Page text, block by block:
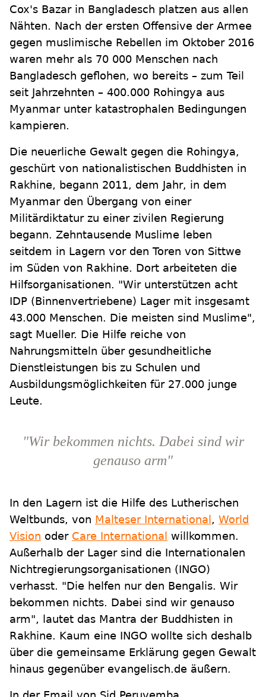
Cox's Bazar in Bangladesch platzen aus allen
Nähten. Nach der ersten Offensive der Armee
gegen muslimische Rebellen im Oktober 2016
waren mehr als 70 000 Menschen nach
Bangladesch geflohen, wo bereits – zum Teil
seit Jahrzehnten – 400.000 Rohingya aus
Myanmar unter katastrophalen Bedingungen
kampieren.
Die neuerliche Gewalt gegen die Rohingya,
geschürt von nationalistischen Buddhisten in
Rakhine, begann 2011, dem Jahr, in dem
Myanmar den Übergang von einer
Militärdiktatur zu einer zivilen Regierung
begann. Zehntausende Muslime leben
seitdem in Lagern vor den Toren von Sittwe
im Süden von Rakhine. Dort arbeiteten die
Hilfsorganisationen. "Wir unterstützen acht
IDP (Binnenvertriebene) Lager mit insgesamt
43.000 Menschen. Die meisten sind Muslime",
sagt Mueller. Die Hilfe reiche von
Nahrungsmitteln über gesundheitliche
Dienstleistungen bis zu Schulen und
Ausbildungsmöglichkeiten für 27.000 junge
Leute.
"Wir bekommen nichts. Dabei sind wir
genauso arm"
In den Lagern ist die Hilfe des Lutherischen
Weltbunds, von Malteser International , World
Vision oder Care International willkommen.
Außerhalb der Lager sind die Internationalen
Nichtregierungsorganisationen (INGO)
verhasst. "Die helfen nur den Bengalis. Wir
bekommen nichts. Dabei sind wir genauso
arm", lautet das Mantra der Buddhisten in
Rakhine. Kaum eine INGO wollte sich deshalb
über die gemeinsame Erklärung gegen Gewalt
hinaus gegenüber evangelisch.de äußern.